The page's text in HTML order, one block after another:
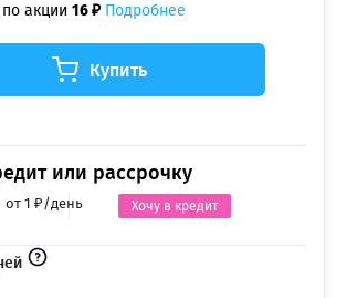
акции 16 ₽ Подробнее
Купить
или рассрочку
от 1 ₽/день Хочу в кредит